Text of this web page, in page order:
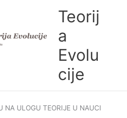
Teorij
a
Evolu
cije
NA ULOGU TEORIJE U NAUCI